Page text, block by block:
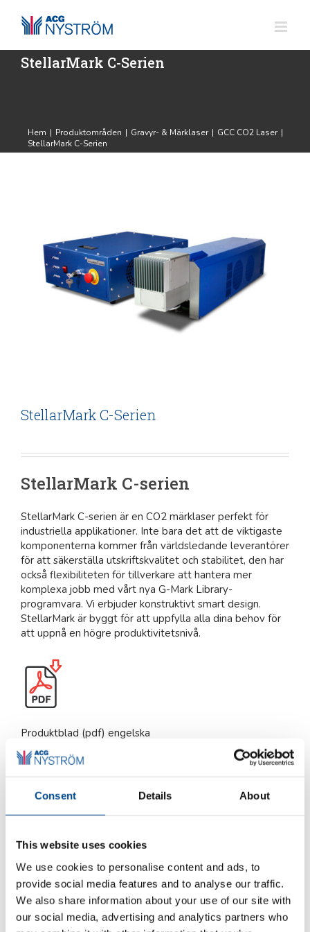
Consent Details About
This website uses cookies
We use cookies to personalise content and ads, to
provide social media features and to analyse our traffic.
We also share information about your use of our site with
our social media, advertising and analytics partners who
innehållet
StellarMark C-Serien
Hem | Produktområden | Gravyr- & Märklaser | GCC CO2 Laser |
StellarMark C-Serien
StellarMark C-Serien
StellarMark C-serien
StellarMark C-serien är en CO2 märklaser perfekt för
industriella applikationer. Inte bara det att de viktigaste
komponenterna kommer från världsledande leverantörer
för att säkerställa utskriftskvalitet och stabilitet, den har
också flexibiliteten för tillverkare att hantera mer
komplexa jobb med vårt nya G-Mark Library-
programvara. Vi erbjuder konstruktivt smart design.
StellarMark är byggt för att uppfylla alla dina behov för
att uppnå en högre produktivitetsnivå.
Produktblad (pdf) engelska
För fler videor följ vår kanal på YouTube